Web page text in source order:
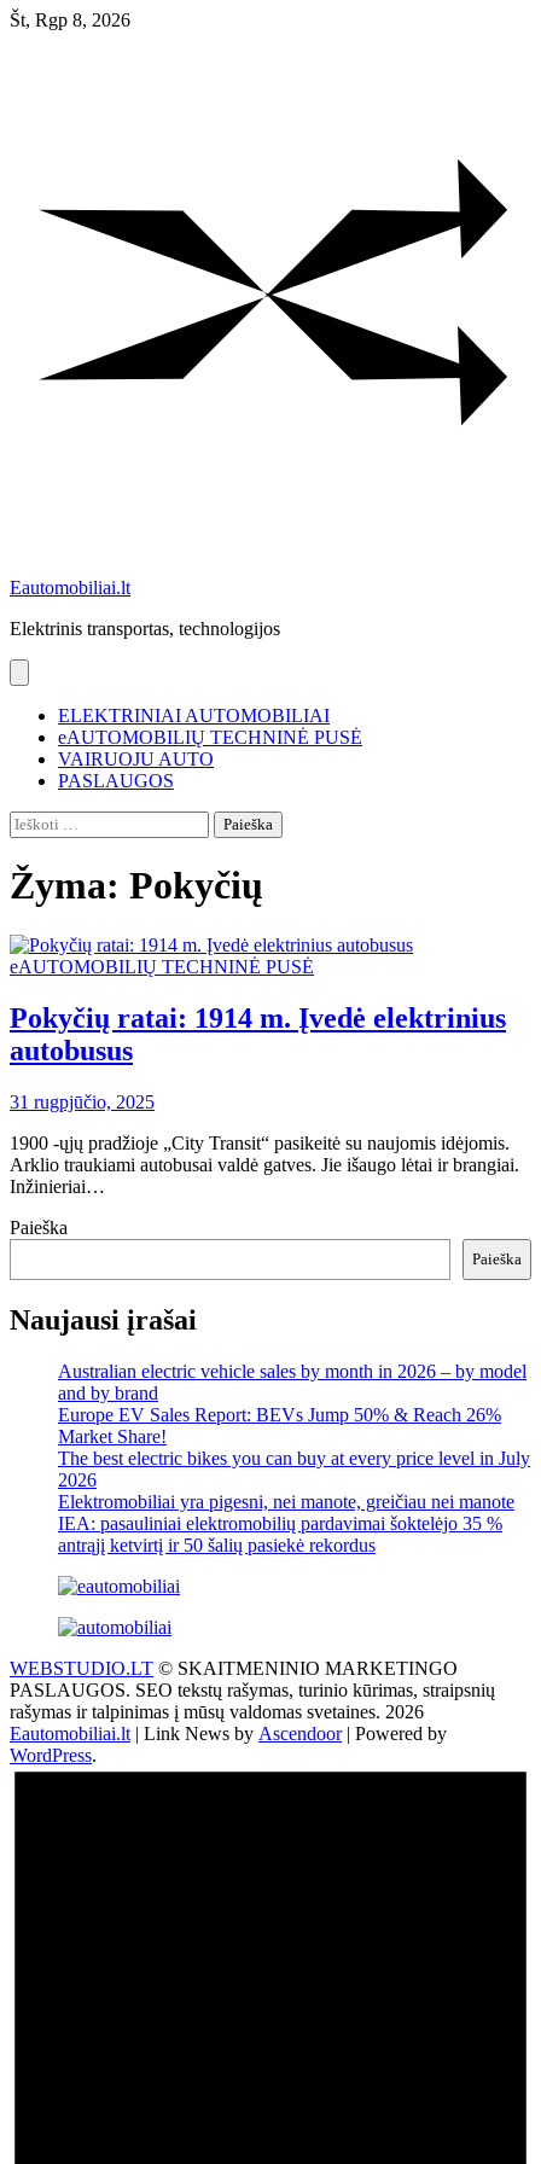
Skip
Št, Rgp 8, 2026
Eautomobiliai.lt
Elektrinis transportas, technologijos
ELEKTRINIAI AUTOMOBILIAI
eAUTOMOBILIŲ TECHNINĖ PUSĖ
VAIRUOJU AUTO
PASLAUGOS
Ieškoti:
Žyma: Pokyčių
eAUTOMOBILIŲ TECHNINĖ PUSĖ
Pokyčių ratai: 1914 m. Įvedė elektrinius
autobusus
31 rugpjūčio, 2025
1900 -ųjų pradžioje „City Transit“ pasikeitė su naujomis idėjomis.
Arklio traukiami autobusai valdė gatves. Jie išaugo lėtai ir brangiai.
Inžinieriai…
Paieška
Paieška
Naujausi įrašai
Australian electric vehicle sales by month in 2026 – by model
and by brand
Europe EV Sales Report: BEVs Jump 50% & Reach 26%
Market Share!
The best electric bikes you can buy at every price level in July
2026
Elektromobiliai yra pigesni, nei manote, greičiau nei manote
IEA: pasauliniai elektromobilių pardavimai šoktelėjo 35 %
antrąjį ketvirtį ir 50 šalių pasiekė rekordus
WEBSTUDIO.LT © SKAITMENINIO MARKETINGO
PASLAUGOS. SEO tekstų rašymas, turinio kūrimas, straipsnių
rašymas ir talpinimas į mūsų valdomas svetaines. 2026
Eautomobiliai.lt | Link News by Ascendoor| Powered by
WordPress.